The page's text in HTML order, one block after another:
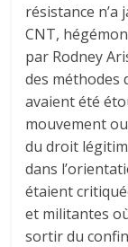
résistance n’a
CNT,
par Rodney
des méthodes
avaient été
mouvement
du droit
dans
étaient
et militantes
sortir du